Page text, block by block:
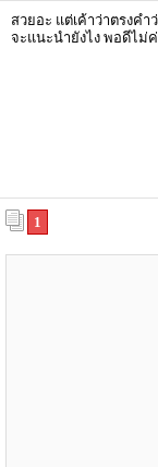
สวยอะ แต่เค้าว่าตรงค
จะแนะนำยังไง พอดีไม่
1